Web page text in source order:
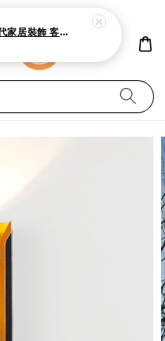
神祕黑釣魚落地燈 現代家居裝飾 客廳 書房與臥室立燈